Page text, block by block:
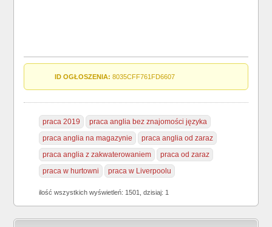
ID OGŁOSZENIA: 8035CFF761FD6607
praca 2019
praca anglia bez znajomości języka
praca anglia na magazynie
praca anglia od zaraz
praca anglia z zakwaterowaniem
praca od zaraz
praca w hurtowni
praca w Liverpoolu
ilość wszystkich wyświetleń: 1501, dzisiaj: 1